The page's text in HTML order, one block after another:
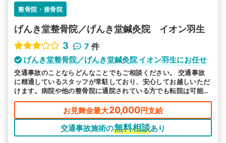
詳細条件で絞り込む
その他の検索方法
駅から探す 院名から探す
整骨院・接骨院
げんき堂整骨院／げんき堂鍼灸院 イオン羽生
3
7 件
げんき堂整骨院／げんき堂鍼灸院 イオン羽生にお任せ
交通事故のことならどんなことでもご相談ください。 交通事故
に精通しているスタッフが常駐しており、安心してお越しいただ
けます。病院や他の整骨院に通院されている方でも転院は可能で
す。まずは、ご相談下さい。
お見舞金最大20,000円支給
交通事故施術の無料相談あり